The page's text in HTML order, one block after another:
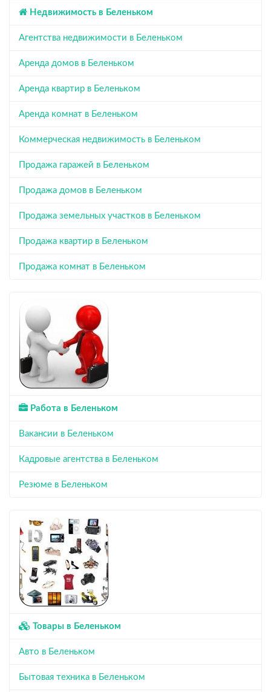
Недвижимость в Беленьком
Агентства недвижимости в Беленьком
Аренда домов в Беленьком
Аренда квартир в Беленьком
Аренда комнат в Беленьком
Коммерческая недвижимость в Беленьком
Продажа гаражей в Беленьком
Продажа домов в Беленьком
Продажа земельных участков в Беленьком
Продажа квартир в Беленьком
Продажа комнат в Беленьком
Работа в Беленьком
Вакансии в Беленьком
Кадровые агентства в Беленьком
Резюме в Беленьком
Товары в Беленьком
Авто в Беленьком
Бытовая техника в Беленьком